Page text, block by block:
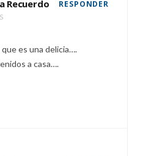
Recuerdo RESPONDER
es una delicia….
a casa….